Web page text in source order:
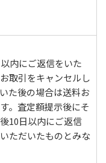
内にご返信をいた
取引をキャンセルし
た後の場合は送料お
。査定額提示後にそ
10日以内にご返信
ただいたものとみな